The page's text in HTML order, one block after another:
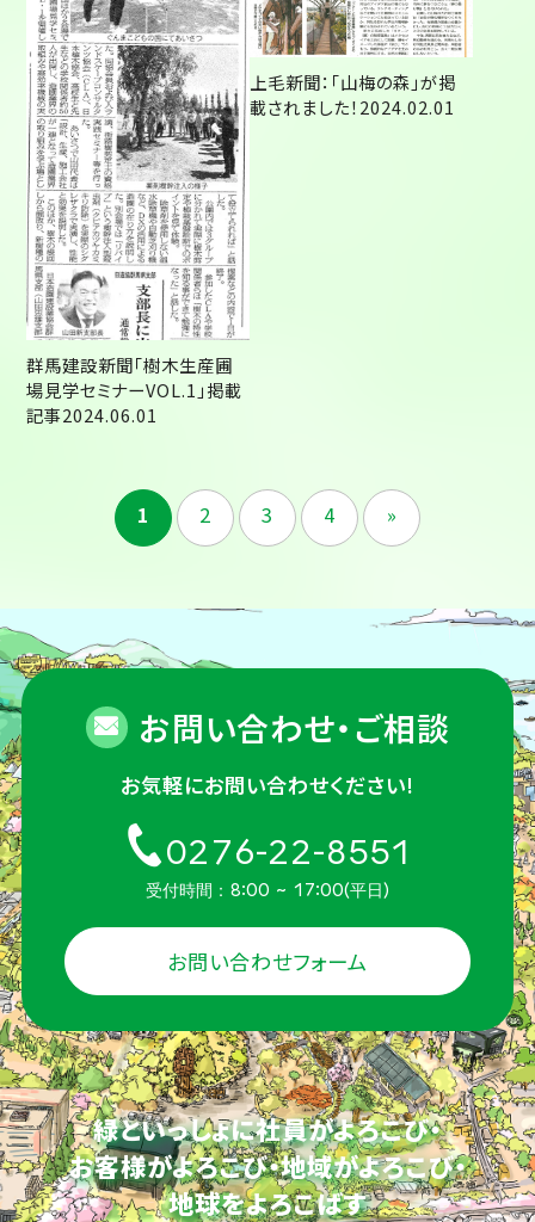
群馬建設新聞「樹木生産圃
場見学セミナーVOL.1」掲載
記事2024.06.01
上毛新聞：「山梅の森」が掲
載されました！2024.02.01
1 2 3 4 »
お問い合わせ・ご相談
お気軽にお問い合わせください!
0276-22-8551
受付時間：8:00 ~ 17:00(平日)
お問い合わせフォーム
緑といっしょに社員がよろこび・
お客様がよろこび・地域がよろこび・
地球をよろこばす